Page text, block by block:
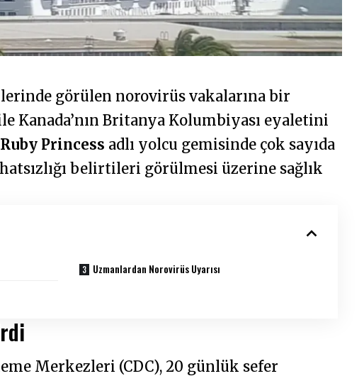
görülen norovirüs vakalarına bir
Kanada’nın Britanya Kolumbiyası eyaletini
Ruby Princess adlı yolcu gemisinde çok sayıda
belirtileri görülmesi üzerine sağlık
Uzmanlardan Norovirüs Uyarısı
Merkezleri (CDC), 20 günlük sefer